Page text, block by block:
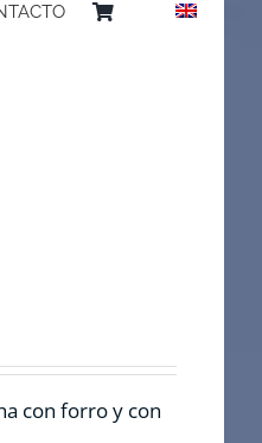
con forro y con